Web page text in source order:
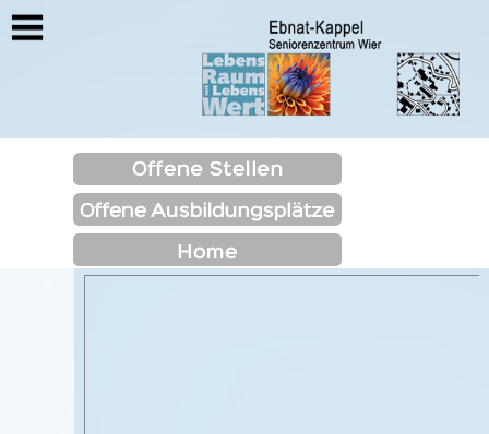
https://www.sz-wier.ch/lageplanwier